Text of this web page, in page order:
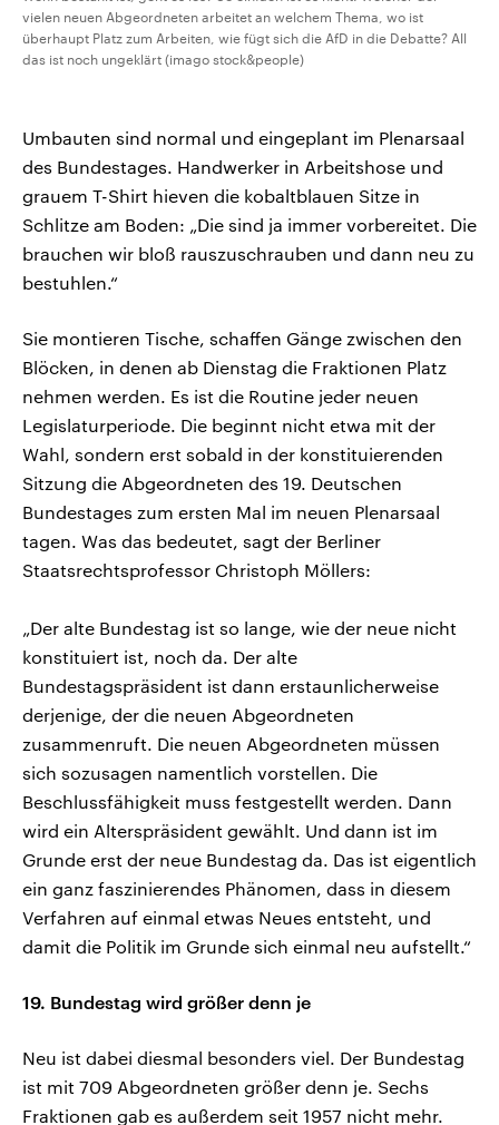
vielen neuen Abgeordneten arbeitet an welchem Thema, wo ist
überhaupt Platz zum Arbeiten, wie fügt sich die AfD in die Debatte? All
das ist noch ungeklärt (imago stock&people)
Umbauten sind normal und eingeplant im Plenarsaal
des Bundestages. Handwerker in Arbeitshose und
grauem T-Shirt hieven die kobaltblauen Sitze in
Schlitze am Boden: „Die sind ja immer vorbereitet. Die
brauchen wir bloß rauszuschrauben und dann neu zu
bestuhlen.“
Sie montieren Tische, schaffen Gänge zwischen den
Blöcken, in denen ab Dienstag die Fraktionen Platz
nehmen werden. Es ist die Routine jeder neuen
Legislaturperiode. Die beginnt nicht etwa mit der
Wahl, sondern erst sobald in der konstituierenden
Sitzung die Abgeordneten des 19. Deutschen
Bundestages zum ersten Mal im neuen Plenarsaal
tagen. Was das bedeutet, sagt der Berliner
Staatsrechtsprofessor Christoph Möllers:
„Der alte Bundestag ist so lange, wie der neue nicht
konstituiert ist, noch da. Der alte
Bundestagspräsident ist dann erstaunlicherweise
derjenige, der die neuen Abgeordneten
zusammenruft. Die neuen Abgeordneten müssen
sich sozusagen namentlich vorstellen. Die
Beschlussfähigkeit muss festgestellt werden. Dann
wird ein Alterspräsident gewählt. Und dann ist im
Grunde erst der neue Bundestag da. Das ist eigentlich
ein ganz faszinierendes Phänomen, dass in diesem
Verfahren auf einmal etwas Neues entsteht, und
damit die Politik im Grunde sich einmal neu aufstellt.“
19. Bundestag wird größer denn je
Neu ist dabei diesmal besonders viel. Der Bundestag
ist mit 709 Abgeordneten größer denn je. Sechs
Fraktionen gab es außerdem seit 1957 nicht mehr.